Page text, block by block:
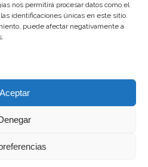
nos permitirá procesar datos como el
identificaciones únicas en este sitio.
puede afectar negativamente a
Aceptar